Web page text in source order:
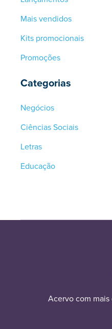
Mais vendidos
Kits promocionais
Promoções
Categorias
Negócios
Ciências Sociais
Letras
Educação
Acervo com